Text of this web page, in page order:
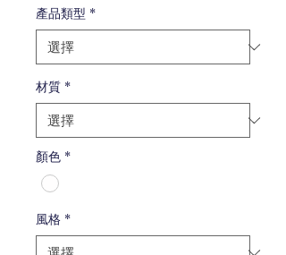
產品類型 *
材質 *
顏色 *
風格 *